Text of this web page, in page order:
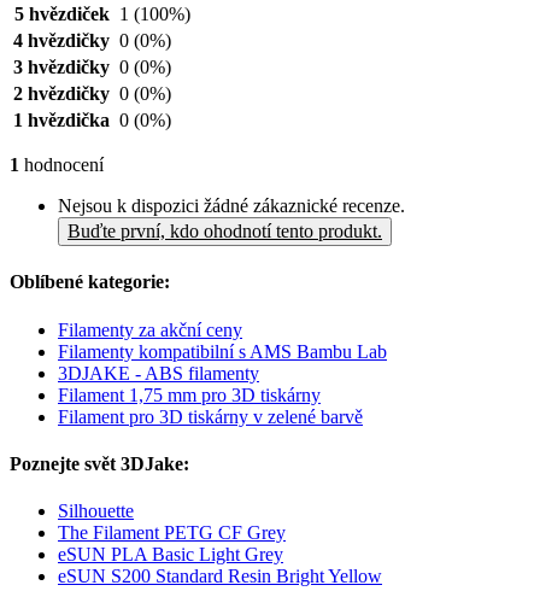
5 hvězdiček 1 (100%)
4 hvězdičky 0 (0%)
3 hvězdičky 0 (0%)
2 hvězdičky 0 (0%)
1 hvězdička 0 (0%)
1 hodnocení
Nejsou k dispozici žádné zákaznické recenze.
Buďte první, kdo ohodnotí tento produkt.
Oblíbené kategorie:
Filamenty za akční ceny
Filamenty kompatibilní s AMS Bambu Lab
3DJAKE - ABS filamenty
Filament 1,75 mm pro 3D tiskárny
Filament pro 3D tiskárny v zelené barvě
Poznejte svět 3DJake:
Silhouette
The Filament PETG CF Grey
eSUN PLA Basic Light Grey
eSUN S200 Standard Resin Bright Yellow